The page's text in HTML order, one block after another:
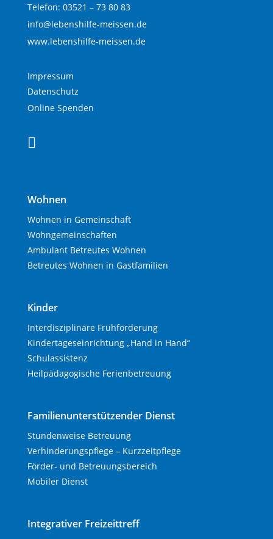
Telefon: 03521 – 73 80 83
info@lebenshilfe-meissen.de
www.lebenshilfe-meissen.de
Impressum
Datenschutz
Online Spenden

Wohnen
Wohnen in Gemeinschaft
Wohngemeinschaften
Ambulant Betreutes Wohnen
Betreutes Wohnen in Gastfamilien
Kinder
Interdisziplinäre Frühförderung
Kindertageseinrichtung „Hand in Hand“
Schulassistenz
Heilpädagogische Ferienbetreuung
Familienunterstützender Dienst
Stundenweise Betreuung
Verhinderungspflege – Kurzzeitpflege
Förder- und Betreuungsbereich
Mobiler Dienst
Integrativer Freizeittreff